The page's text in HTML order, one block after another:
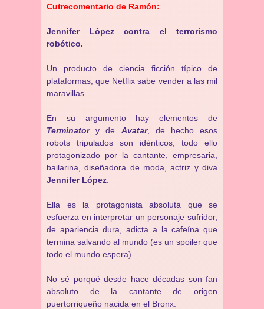
Cutrecomentario de Ramón:
Jennifer López contra el terrorismo
robótico.
Un producto de ciencia ficción típico de
plataformas, que Netflix sabe vender a las mil
maravillas.
En su argumento hay elementos de
Terminator
y de Avatar, de hecho esos
robots tripulados son idénticos, todo ello
protagonizado por la cantante, empresaria,
bailarina, diseñadora de moda, actriz y diva
Jennifer López
Ella es la protagonista absoluta que se
esfuerza en interpretar un personaje sufridor,
de apariencia dura, adicta a la cafeína que
termina salvando al mundo (es un spoiler que
todo el mundo espera).
No sé porqué desde hace décadas son fan
absoluto de la cantante de origen
puertorriqueño nacida en el Bronx.